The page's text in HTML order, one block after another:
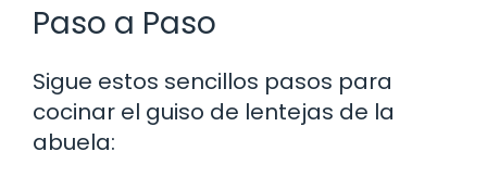
Paso a Paso
Sigue estos sencillos pasos para
cocinar el guiso de lentejas de la
abuela: